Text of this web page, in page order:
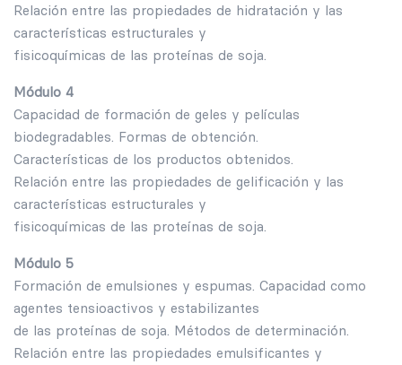
Relación entre las propiedades de hidratación y las
características estructurales y
fisicoquímicas de las proteínas de soja.
Módulo 4
Capacidad de formación de geles y películas
biodegradables. Formas de obtención.
Características de los productos obtenidos.
Relación entre las propiedades de gelificación y las
características estructurales y
fisicoquímicas de las proteínas de soja.
Módulo 5
Formación de emulsiones y espumas. Capacidad como
agentes tensioactivos y estabilizantes
de las proteínas de soja. Métodos de determinación.
Relación entre las propiedades emulsificantes y